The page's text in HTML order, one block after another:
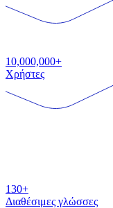
10,000,000+
Χρήστες
130+
Διαθέσιμες γλώσσες